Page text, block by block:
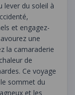
lever du soleil à
et engagez-
une
la camaraderie
de
Ce voyage
sommet du
et les